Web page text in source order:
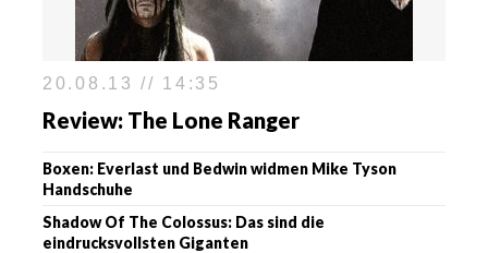
20.08.13 // 14:35
Review: The Lone Ranger
Boxen: Everlast und Bedwin widmen Mike Tyson
Handschuhe
Shadow Of The Colossus: Das sind die
eindrucksvollsten Giganten